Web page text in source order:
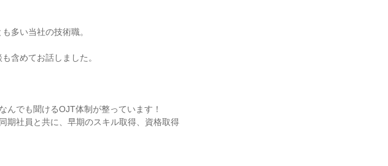
多い当社の技術職。
含めてお話しました。
んでも聞けるOJT体制が整っています！
期社員と共に、早期のスキル取得、資格取得